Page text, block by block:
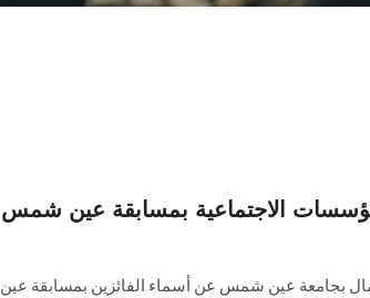
الاجتماعية بمسابقة عين شمس
بجامعة عين شمس عن أسماء الفائزين بمسابقة عين